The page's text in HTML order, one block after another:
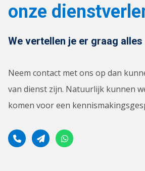
onze
We vertellen je er graag
Neem contact met ons op dan
van dienst zijn. Natuurlijk kunnen
komen voor een